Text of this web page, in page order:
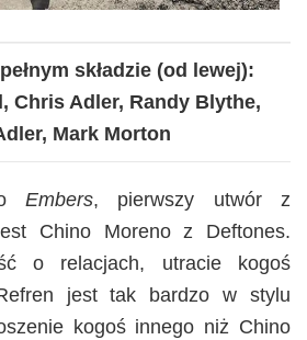
składzie (od lewej):
Chris Adler, Randy Blythe,
Mark Morton
Embers, pierwszy utwór z
Chino Moreno z Deftones.
o relacjach, utracie kogoś
jest tak bardzo w stylu
kogoś innego niż Chino